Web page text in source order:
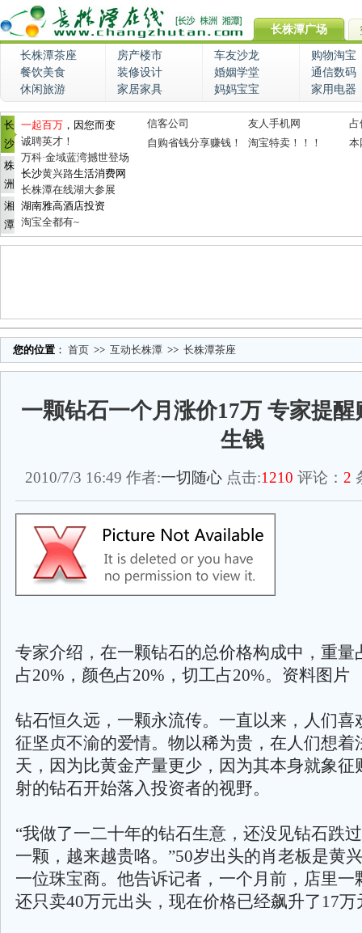
长株潭广场
长株潭茶座 房产楼市 车友沙龙
购物淘宝
餐饮美食
装修设计 婚姻学堂
通信数码
休闲旅游
家居家具 妈妈宝宝 家用电器
长
沙
株
洲
湘
潭
一起百万 ，因您而变
诚聘英才！
万科·金域蓝湾撼世登场
长沙黄兴路生活消费网
长株潭在线湖大参展
湖南雅高酒店投资
淘宝全都有~
信客公司 友人手机网
占
自购省钱分享赚钱！
淘宝特卖！！！ 本
您的位置 ： 首页 >> 互动长株潭 >> 长株潭茶座
一颗钻石一个月涨价17万 专家提
生钱
2010/7/3 16:49 作者:一切随心 点击:1210 评论： 2
专家介绍，在一颗钻石的总价格构成中，重量
占20%，颜色占20%，切工占20%。资料图片
钻石恒久远，一颗永流传。一直以来，人们喜
征坚贞不渝的爱情。物以稀为贵，在人们想着
天，因为比黄金产量更少，因为其本身就象征
射的钻石开始落入投资者的视野。
“我做了一二十年的钻石生意，还没见钻石跌
一颗，越来越贵咯。”50岁出头的肖老板是黄
一位珠宝商。他告诉记者，一个月前，店里一
还只卖40万元出头，现在价格已经飙升了17万